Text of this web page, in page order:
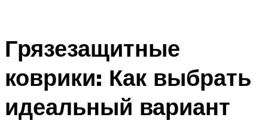
Грязезащитные
коврики: Как выбрать
идеальный вариант